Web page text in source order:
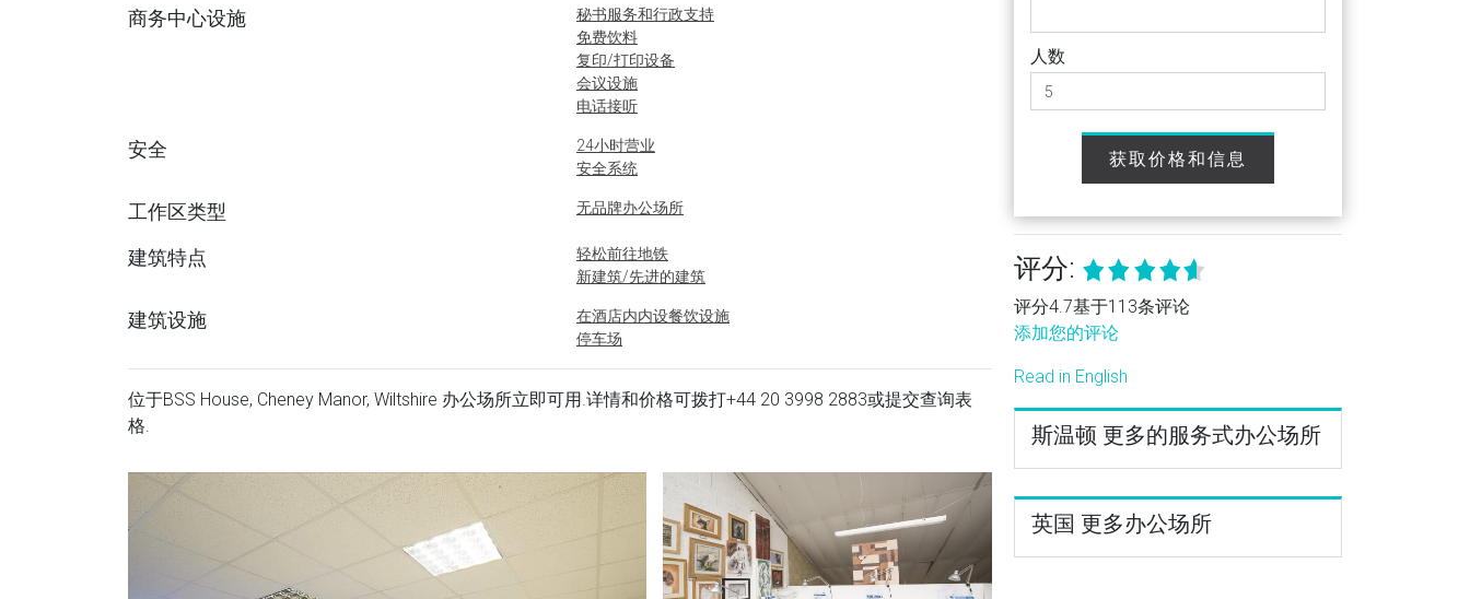
商务中心设施
秘书服务和行政支持
免费饮料
复印/打印设备
会议设施
电话接听
安全
24小时营业
安全系统
工作区类型 无品牌办公场所
建筑特点
轻松前往地铁
新建筑/先进的建筑
建筑设施
在酒店内内设餐饮设施
停车场
位于BSS House, Cheney Manor, Wiltshire 办公场所立即可用.详情和价格可拨打+44 20 3998 2883或提交查询表
格.
人数
获取价格和信息
评分:
评分4.7基于113条评论
添加您的评论
Read in English
斯温顿 更多的服务式办公场所
英国 更多办公场所